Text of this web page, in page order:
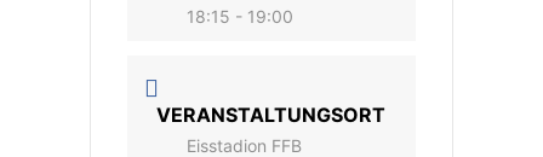
18:15 - 19:00
VERANSTALTUNGSORT
Eisstadion FFB